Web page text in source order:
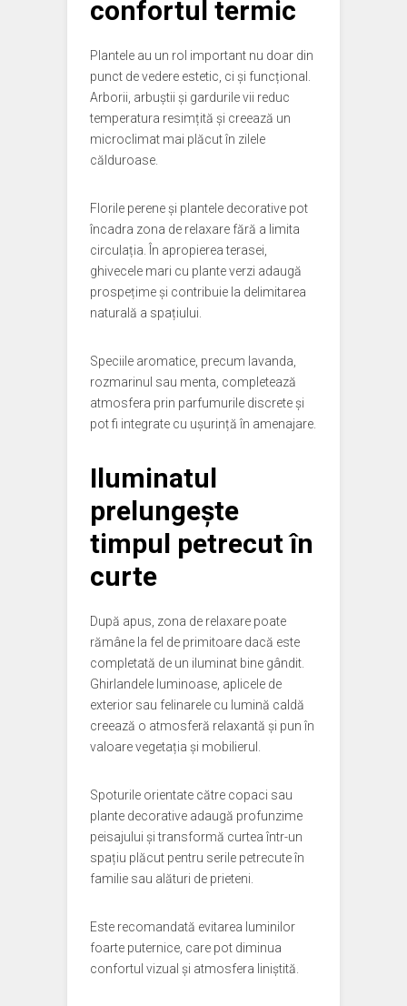
confortul termic
Plantele au un rol important nu doar din
punct de vedere estetic, ci și funcțional.
Arborii, arbuștii și gardurile vii reduc
temperatura resimțită și creează un
microclimat mai plăcut în zilele
călduroase.
Florile perene și plantele decorative pot
încadra zona de relaxare fără a limita
circulația. În apropierea terasei,
ghivecele mari cu plante verzi adaugă
prospețime și contribuie la delimitarea
naturală a spațiului.
Speciile aromatice, precum lavanda,
rozmarinul sau menta, completează
atmosfera prin parfumurile discrete și
pot fi integrate cu ușurință în amenajare.
Iluminatul
prelungește
timpul petrecut în
curte
După apus, zona de relaxare poate
rămâne la fel de primitoare dacă este
completată de un iluminat bine gândit.
Ghirlandele luminoase, aplicele de
exterior sau felinarele cu lumină caldă
creează o atmosferă relaxantă și pun în
valoare vegetația și mobilierul.
Spoturile orientate către copaci sau
plante decorative adaugă profunzime
peisajului și transformă curtea într-un
spațiu plăcut pentru serile petrecute în
familie sau alături de prieteni.
Este recomandată evitarea luminilor
foarte puternice, care pot diminua
confortul vizual și atmosfera liniștită.